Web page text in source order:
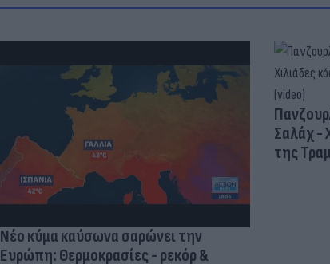
Νέο κύμα καύσωνα σαρώνει την
Ευρώπη: Θερμοκρασίες - ρεκόρ &
Σαλάχ -
της